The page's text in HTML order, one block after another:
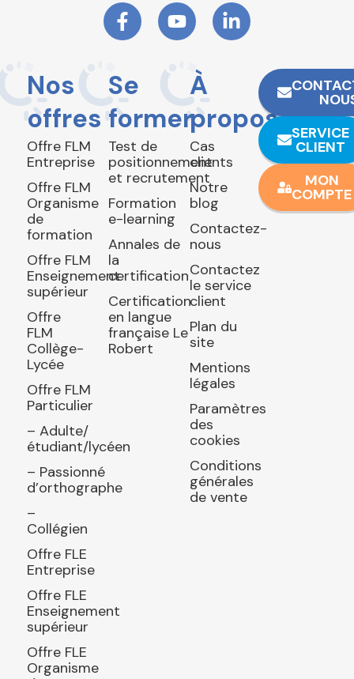
Nos
offres
Offre FLM
Entreprise
Offre FLM
Organisme
de
formation
Offre FLM
Enseignement
supérieur
Offre
FLM
Collège-
Lycée
Offre FLM
Particulier
– Adulte/
étudiant/lycéen
– Passionné
d’orthographe
–
Collégien
Offre FLE
Entreprise
Offre FLE
Enseignement
supérieur
Offre FLE
Organisme
Se
former
Test de
positionnement
et recrutement
Formation
e-learning
Annales de
la
certification
Certification
en langue
française Le
Robert
À
propos
Cas
clients
Notre
blog
Contactez-
nous
Contactez
le service
client
Plan du
site
Mentions
légales
Paramètres
des
cookies
Conditions
générales
de vente
SERVICE
CLIENT
MON
COMPTE